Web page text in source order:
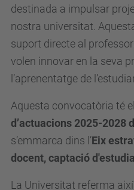
destinada a impulsar
nostra universitat.
suport directe al
volen innovar en la seva
l’aprenentatge de
Aquesta convocatòria té
d’actuacions 2025-2028
s’emmarca dins l’Eix
docent, captació
La Universitat referma